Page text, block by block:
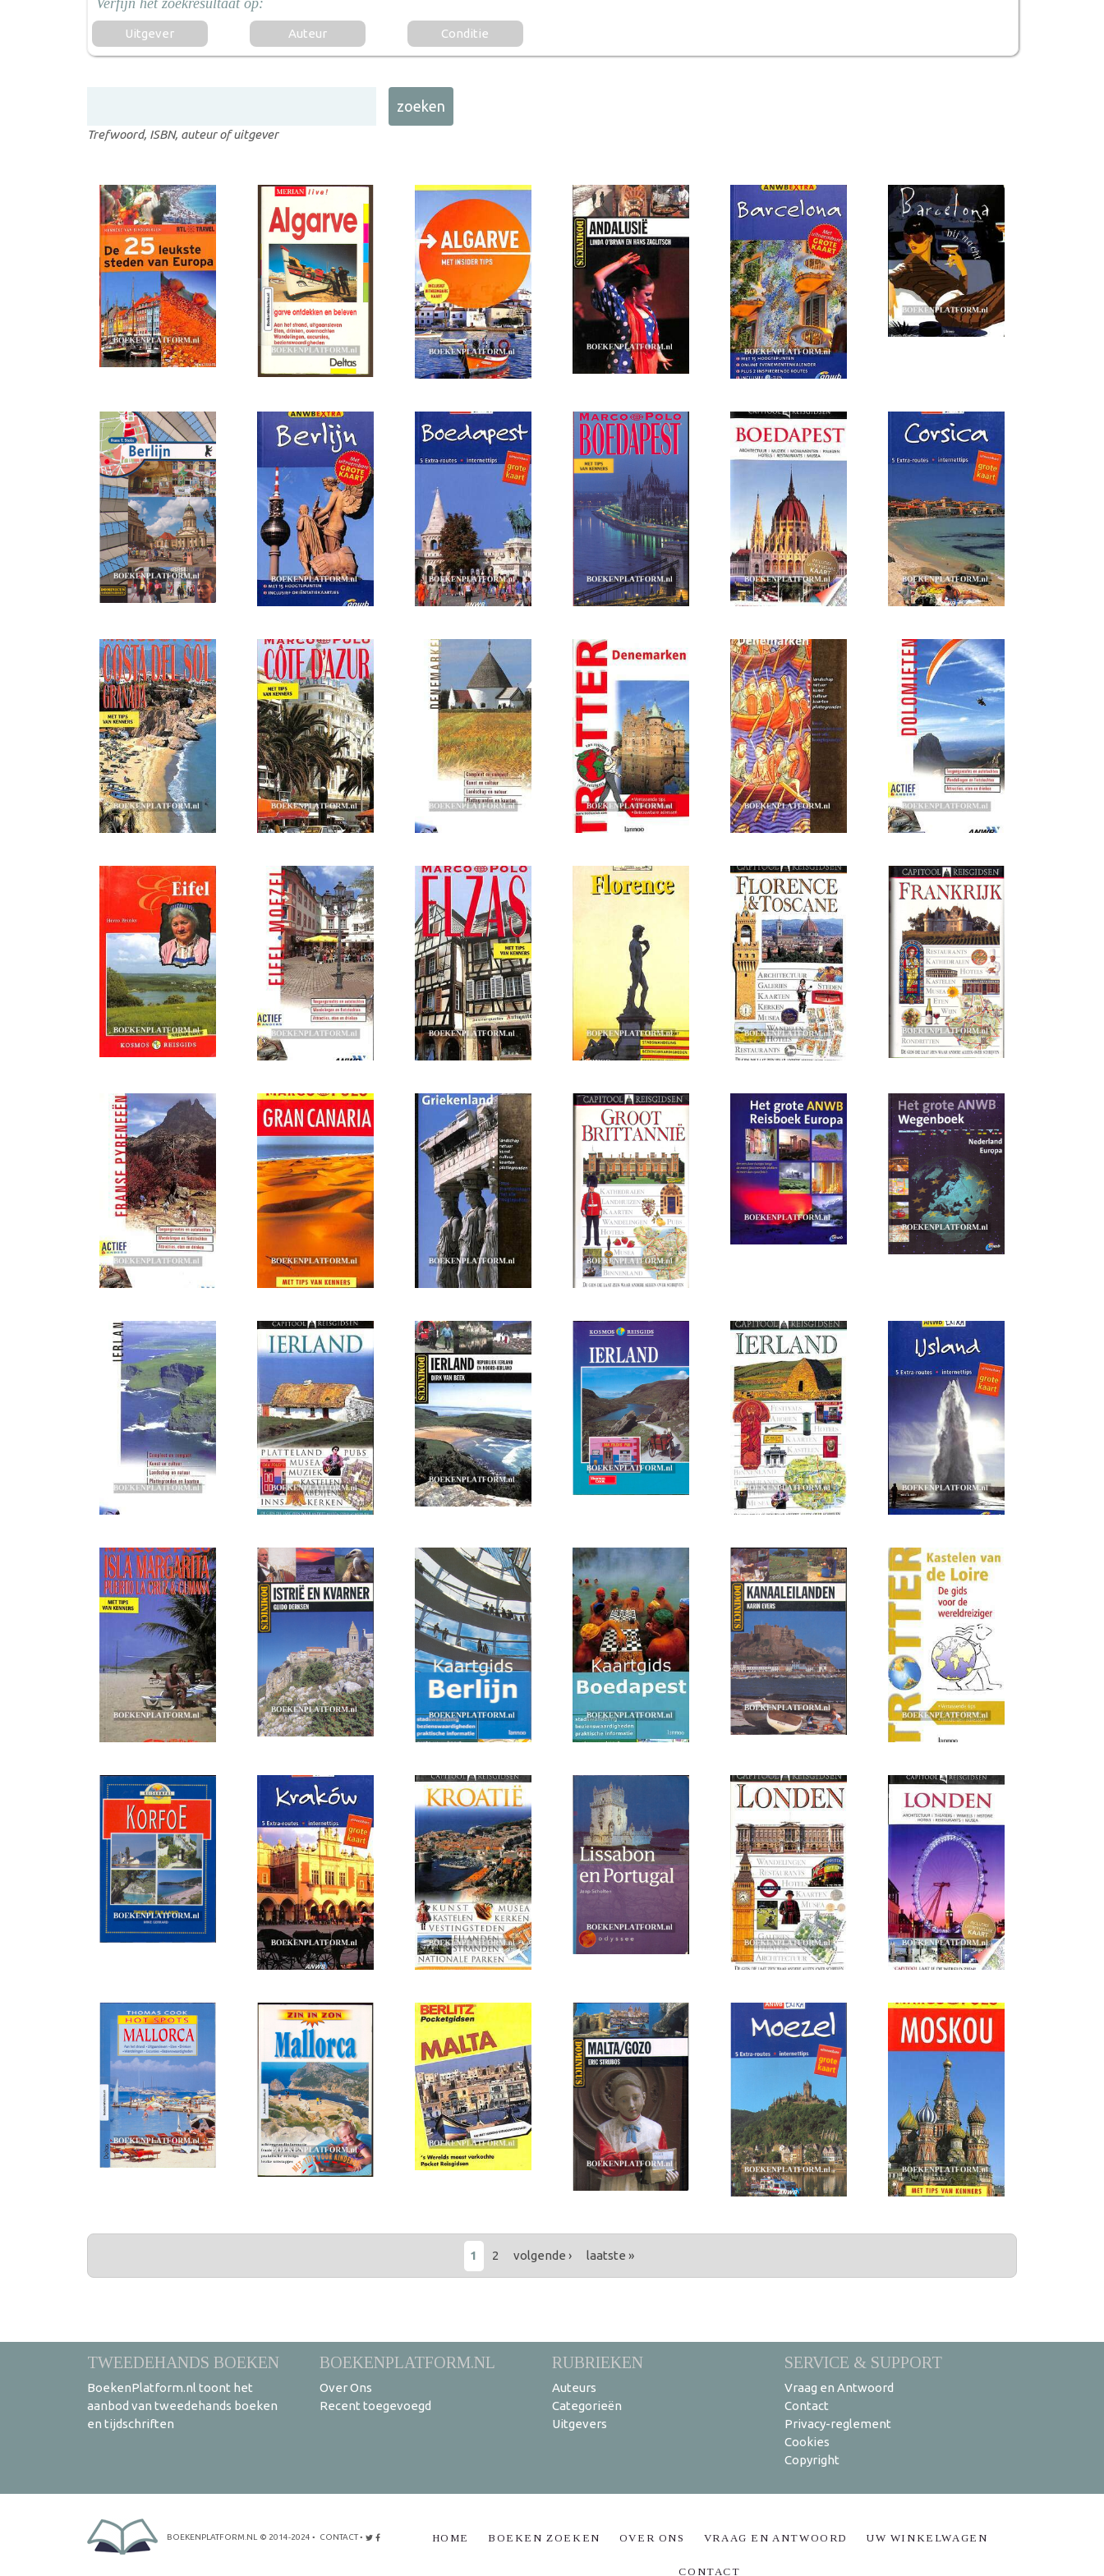
Uitgever Auteur Conditie
Trefwoord, ISBN, auteur of uitgever
PAGINA'S 1 2 volgende › laatste »
TWEEDEHANDS BOEKEN
BoekenPlatform.nl toont het
aanbod van tweedehands boeken
en tijdschriften
BOEKENPLATFORM.NL
Over Ons
Recent toegevoegd
RUBRIEKEN
Auteurs
Categorieën
Uitgevers
SERVICE & SUPPORT
Vraag en Antwoord
Contact
Privacy-reglement
Cookies
Copyright
BOEKENPLATFORM.NL © 2014-2024 • CONTACT• HOME BOEKEN ZOEKEN OVER ONS VRAAG EN ANTWOORD UW WINKELWAGEN
CONTACT